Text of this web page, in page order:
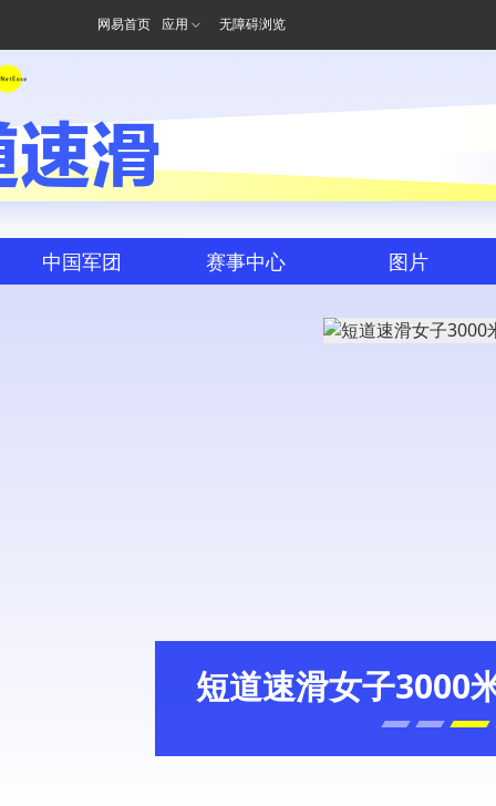
网易首页 应用 无障碍浏览
速滑
中国军团 赛事中心 图片
短道速滑女子3000